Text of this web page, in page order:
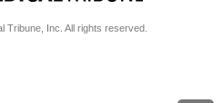
Tribune, Inc. All rights reserved.